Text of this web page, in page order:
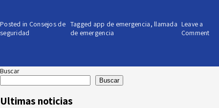
Posted in Consejos de
seguridad
Tagged app de emergencia,llamada
de emergencia
Leave a
Commenton
los
Buscar
Buscar
Ultimas noticias